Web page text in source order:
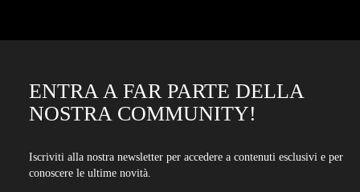
ENTRA A FAR PARTE DELLA
NOSTRA COMMUNITY!
Iscriviti alla nostra newsletter per accedere a contenuti esclusivi e per
conoscere le ultime novità.